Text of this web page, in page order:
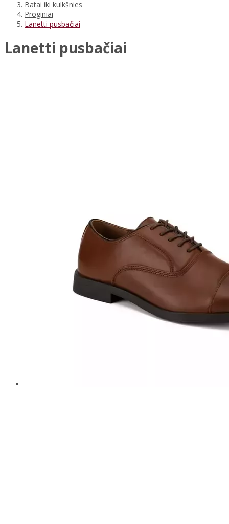
Batai iki kulkšnies
Proginiai
Lanetti pusbačiai
Lanetti pusbačiai